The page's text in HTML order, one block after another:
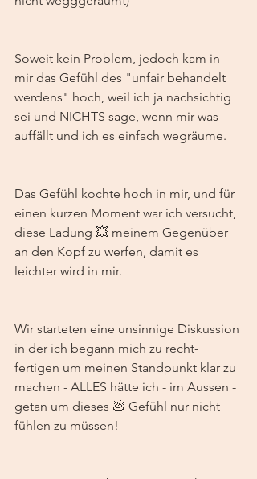
Soweit kein Problem, jedoch kam in
mir das Gefühl des "unfair behandelt
werdens" hoch, weil ich ja nachsichtig
sei und NICHTS sage, wenn mir was
auffällt und ich es einfach wegräume.
Das Gefühl kochte hoch in mir, und für
einen kurzen Moment war ich versucht,
diese Ladung 💥 meinem Gegenüber
an den Kopf zu werfen, damit es
leichter wird in mir.
Wir starteten eine unsinnige Diskussion
in der ich begann mich zu recht-
fertigen um meinen Standpunkt klar zu
machen - ALLES hätte ich - im Aussen -
getan um dieses 💩 Gefühl nur nicht
fühlen zu müssen!